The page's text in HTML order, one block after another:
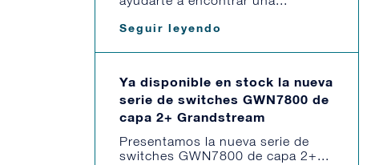
Seguir leyendo
Ya disponible en stock la nueva
serie de switches GWN7800 de
capa 2+ Grandstream
Presentamos la nueva serie de
switches GWN7800 de capa 2+...